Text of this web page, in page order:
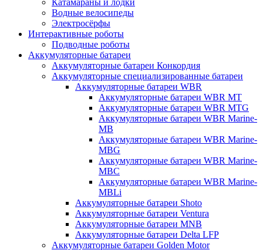
Катамараны и лодки
Водные велосипеды
Электросёрфы
Интерактивные роботы
Подводные роботы
Аккумуляторные батареи
Аккумуляторные батареи Конкордия
Аккумуляторные специализированные батареи
Аккумуляторные батареи WBR
Аккумуляторные батареи WBR MT
Аккумуляторные батареи WBR MTG
Аккумуляторные батареи WBR Marine-
MB
Аккумуляторные батареи WBR Marine-
MBG
Аккумуляторные батареи WBR Marine-
MBC
Аккумуляторные батареи WBR Marine-
MBLi
Аккумуляторные батареи Shoto
Аккумуляторные батареи Ventura
Аккумуляторные батареи MNB
Аккумуляторные батареи Delta LFP
Аккумуляторные батареи Golden Motor